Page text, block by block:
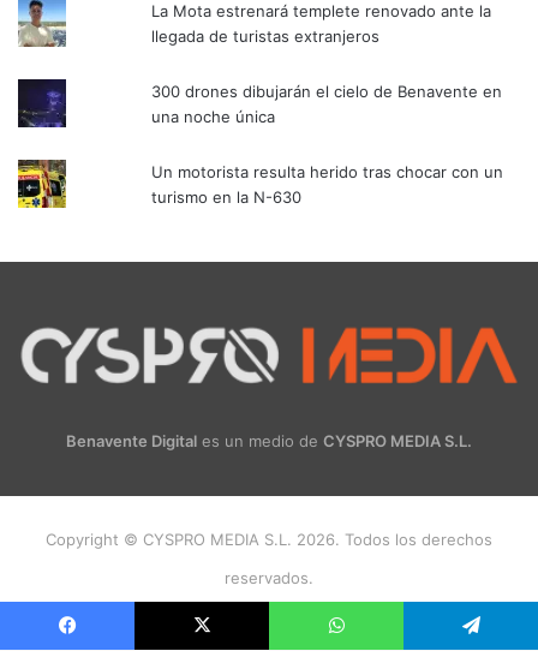
La Mota estrenará templete renovado ante la
llegada de turistas extranjeros
300 drones dibujarán el cielo de Benavente en
una noche única
Un motorista resulta herido tras chocar con un
turismo en la N-630
Benavente Digital es un medio de CYSPRO MEDIA S.L.
Copyright © CYSPRO MEDIA S.L. 2026. Todos los derechos
reservados.
Instagram